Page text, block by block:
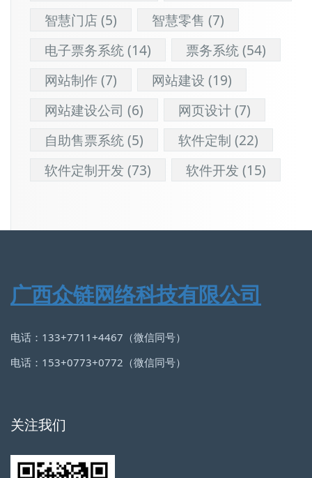
智慧门店(5) 智慧零售 (7)
电子票务系统(14) 票务系统(54)
网站制作(7) 网站建设 (19)
网站建设公司 (6) 网页设计(7)
自助售票系统(5) 软件定制 (22)
软件定制开发 (73) 软件开发 (15)
广西众链网络科技有限公司
电话：133+7711+4467（微信同号）
电话：153+0773+0772（微信同号）
关注我们